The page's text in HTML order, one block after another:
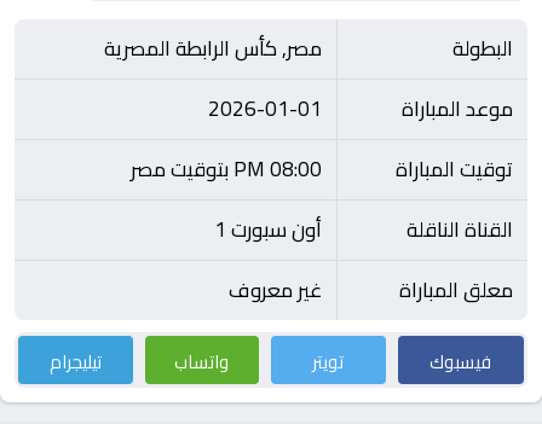
البطولة
مصر, كأس الرابطة المصرية
موعد المباراة
2026-01-01
توقيت المباراة
08:00 PM بتوقيت مصر
القناة الناقلة
أون سبورت 1
معلق المباراة
غير معروف
فيسبوك تويتر واتساب تيليجرام